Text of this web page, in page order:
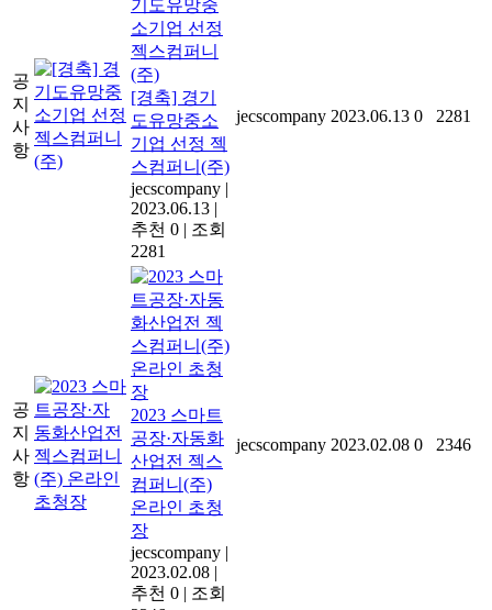
공
지
사
항
[경축] 경기
도유망중소
기업 선정 젝
스컴퍼니(주)
jecscompany |
2023.06.13 |
추천 0 | 조회
2281
jecscompany 2023.06.13 0 2281
공
지
사
항
2023 스마트
공장·자동화
산업전 젝스
컴퍼니(주)
온라인 초청
장
jecscompany |
2023.02.08 |
추천 0 | 조회
jecscompany 2023.02.08 0 2346